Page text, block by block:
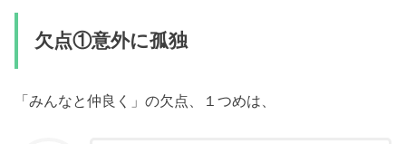
欠点①意外に孤独
「みんなと仲良く」の欠点、１つめは、